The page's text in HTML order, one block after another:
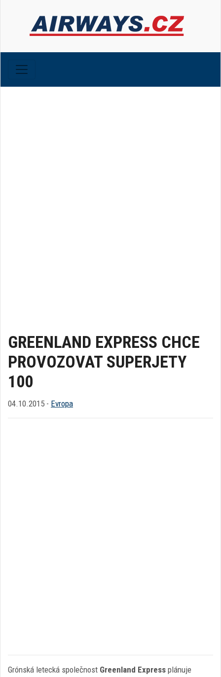
GREENLAND EXPRESS CHCE
PROVOZOVAT SUPERJETY
100
04.10.2015 - Evropa
Grónská letecká společnost Greenland Express plánuje